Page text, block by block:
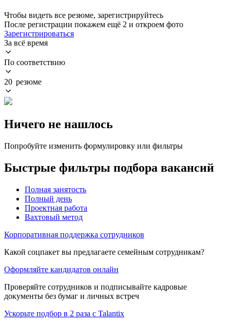
Чтобы видеть все резюме, зарегистрируйтесь
После регистрации покажем ещё 2 и откроем фото
Зарегистрироваться
За всё время
По соответствию
20 резюме
Ничего не нашлось
Попробуйте изменить формулировку или фильтры
Быстрые фильтры подбора вакансий
Полная занятость
Полный день
Проектная работа
Вахтовый метод
Корпоративная поддержка сотрудников
Какой соцпакет вы предлагаете семейным сотрудникам?
Оформляйте кандидатов онлайн
Проверяйте сотрудников и подписывайте кадровые
документы без бумаг и личных встреч
Ускорьте подбор в 2 раза с Talantix